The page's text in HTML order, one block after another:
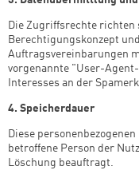
Die Zugriffsrechte richten
Berechtigungskonzept
Auftragsvereinbarungen
vorgenannte "User-
Interesses an der
4. Speicherdauer
Diese
betroffene Person der
Löschung beauftragt.